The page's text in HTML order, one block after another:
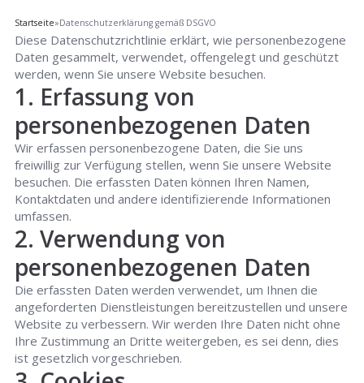
Startseite»Datenschutzerklärung gemäß DSGVO
Diese Datenschutzrichtlinie erklärt, wie personenbezogene
Daten gesammelt, verwendet, offengelegt und geschützt
werden, wenn Sie unsere Website besuchen.
1. Erfassung von
personenbezogenen Daten
Wir erfassen personenbezogene Daten, die Sie uns
freiwillig zur Verfügung stellen, wenn Sie unsere Website
besuchen. Die erfassten Daten können Ihren Namen,
Kontaktdaten und andere identifizierende Informationen
umfassen.
2. Verwendung von
personenbezogenen Daten
Die erfassten Daten werden verwendet, um Ihnen die
angeforderten Dienstleistungen bereitzustellen und unsere
Website zu verbessern. Wir werden Ihre Daten nicht ohne
Ihre Zustimmung an Dritte weitergeben, es sei denn, dies
ist gesetzlich vorgeschrieben.